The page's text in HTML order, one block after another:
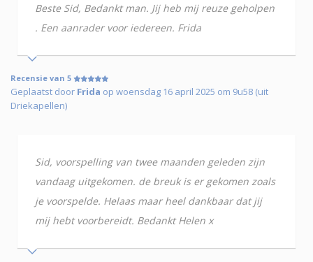
Beste Sid, Bedankt man. Jij heb mij reuze geholpen
. Een aanrader voor iedereen. Frida
Recensie van 5
Geplaatst door Frida op woensdag 16 april 2025 om 9u58 (uit
Driekapellen)
Sid, voorspelling van twee maanden geleden zijn
vandaag uitgekomen. de breuk is er gekomen zoals
je voorspelde. Helaas maar heel dankbaar dat jij
mij hebt voorbereidt. Bedankt Helen x